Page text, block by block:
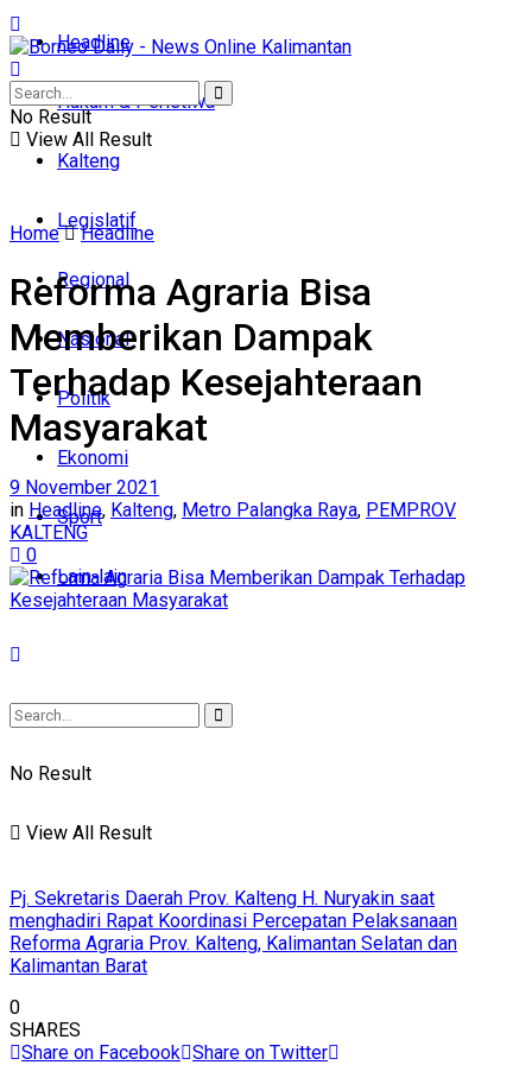
Headline
Hukum & Peristiwa
Kalteng
Legislatif
Regional
Nasional
Politik
Ekonomi
Sport
Lain-lain
No Result
View All Result
No Result
View All Result
Home Headline
Reforma Agraria Bisa
Memberikan Dampak
Terhadap Kesejahteraan
Masyarakat
9 November 2021
in Headline, Kalteng, Metro Palangka Raya, PEMPROV
KALTENG
0
Pj. Sekretaris Daerah Prov. Kalteng H. Nuryakin saat
menghadiri Rapat Koordinasi Percepatan Pelaksanaan
Reforma Agraria Prov. Kalteng, Kalimantan Selatan dan
Kalimantan Barat
0
SHARES
Share on Facebook Share on Twitter